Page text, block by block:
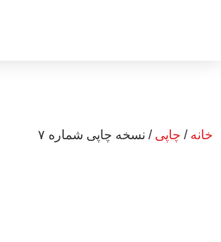
خانه / چاپی / نسخه چاپی شماره ۷